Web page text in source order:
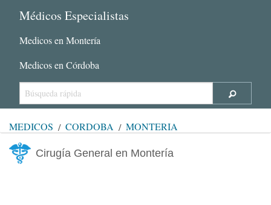
Médicos Especialistas
Medicos en Montería
Medicos en Córdoba
MÉDICOS CÓRDOBA MONTERÍA
Cirugía General en Montería